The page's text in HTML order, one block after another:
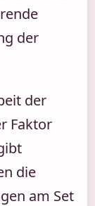
der
der
Faktor
die
am Set